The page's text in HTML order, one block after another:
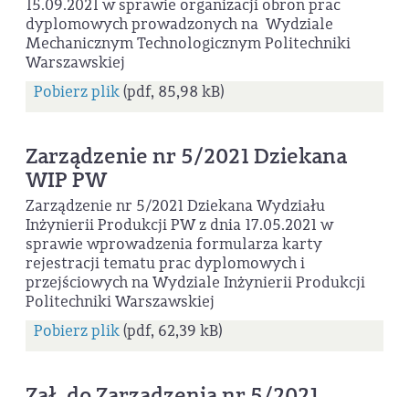
15.09.2021 w sprawie organizacji obron prac
dyplomowych prowadzonych na Wydziale
Mechanicznym Technologicznym Politechniki
Warszawskiej
Pobierz plik(pdf, 85,98 kB)
Zarządzenie nr 5/2021 Dziekana
WIP PW
Zarządzenie nr 5/2021 Dziekana Wydziału
Inżynierii Produkcji PW z dnia 17.05.2021 w
sprawie wprowadzenia formularza karty
rejestracji tematu prac dyplomowych i
przejściowych na Wydziale Inżynierii Produkcji
Politechniki Warszawskiej
Pobierz plik(pdf, 62,39 kB)